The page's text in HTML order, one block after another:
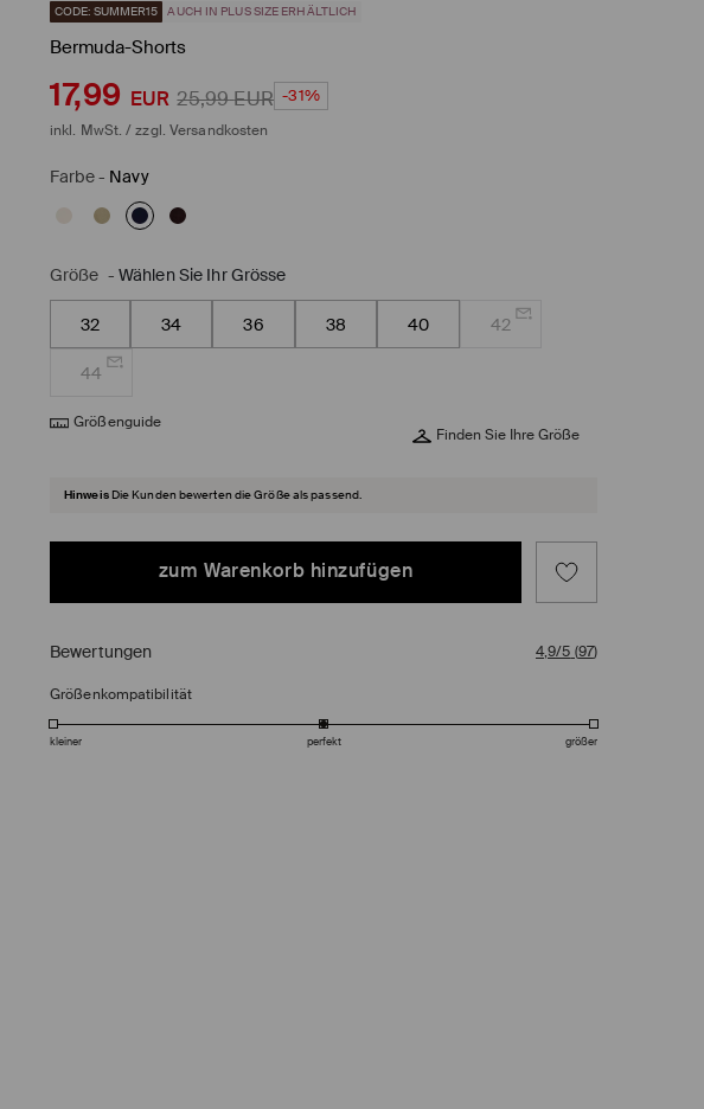
CODE: SUMMER15 AUCH IN PLUS SIZE ERHÄLTLICH
Bermuda-Shorts
17,99 EUR 25,99EUR -31%
inkl. MwSt. / zzgl. Versandkosten
Farbe- Navy
Größe - Wählen Sie Ihr Grösse
32 34 36 38 40 42
44
Größenguide
Finden Sie Ihre Größe
Hinweis Die Kunden bewerten die Größe als passend.
zum Warenkorb hinzufügen
Bewertungen 4,9/5 (97)
Größenkompatibilität
kleiner perfekt größer